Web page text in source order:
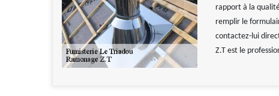
rapport à la
remplir le
contactez-lui
Z.T est le